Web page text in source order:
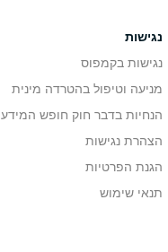
נגישות
נגישות בקמפוס
מניעה וטיפול בהטרדה מינית
הנחיות בדבר חוק חופש המידע
הצהרת נגישות
הגנת הפרטיות
תנאי שימוש